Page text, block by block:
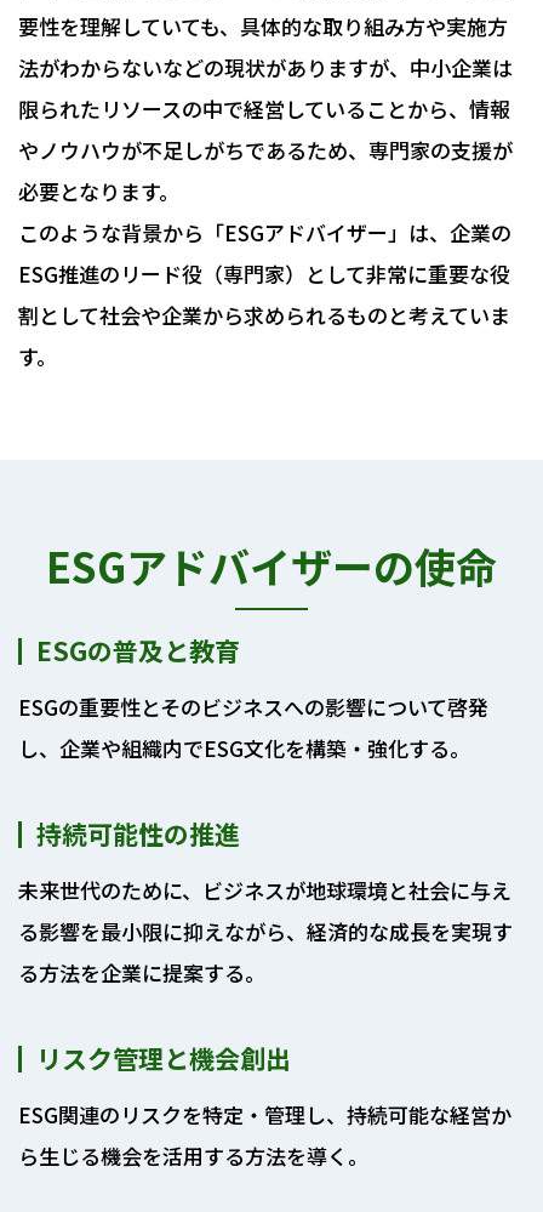
要性を理解していても、具体的な取り組み方や実施方
法がわからないなどの現状がありますが、中小企業は
限られたリソースの中で経営していることから、情報
やノウハウが不足しがちであるため、専門家の支援が
必要となります。
このような背景から「ESGアドバイザー」は、企業の
ESG推進のリード役（専門家）として非常に重要な役
割として社会や企業から求められるものと考えていま
す。
ESGアドバイザーの使命
ESGの普及と教育
ESGの重要性とそのビジネスへの影響について啓発
し、企業や組織内でESG文化を構築・強化する。
持続可能性の推進
未来世代のために、ビジネスが地球環境と社会に与え
る影響を最小限に抑えながら、経済的な成長を実現す
る方法を企業に提案する。
リスク管理と機会創出
ESG関連のリスクを特定・管理し、持続可能な経営か
ら生じる機会を活用する方法を導く。